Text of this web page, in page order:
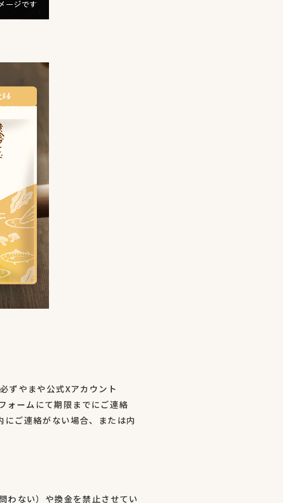
ずやまや公式Xアカウント
ォームにて期限までにご連絡
ご連絡がない場合、または内
わない）や換金を禁止させてい